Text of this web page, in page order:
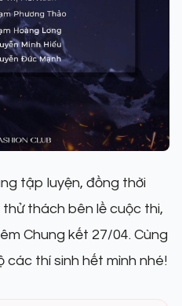
tập luyện, đồng thời
thách bên lề cuộc thi,
Chung kết 27/04. Cùng
các thí sinh hết mình nhé!